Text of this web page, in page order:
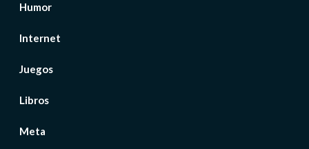
Humor
Internet
Juegos
Libros
Meta